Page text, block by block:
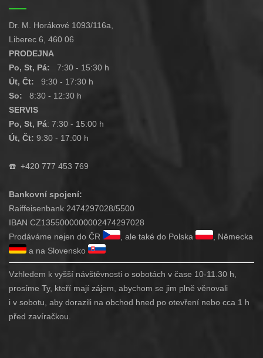
Dr. M. Horákové 1093/116a,
Liberec 6, 460 06
PRODEJNA
Po, St, Pá:
7:30 - 15:30 h
Út, Čt: 9:30 - 17:30 h
So: 8:30 - 12:30 h
SERVIS
Po, St, Pá: 7:30 - 15:00 h
Út, Čt: 9:30 - 17:00 h
☎️ +420 777 453 769
Bankovní spojení:
Raiffeisenbank 2474297028/5500
IBAN CZ1355000000002474297028
Prodáváme nejen do ČR
, ale také do Polska
, Německa
a na Slovensko
Vzhledem k vyšší návštěvnosti o sobotách v čase 10-11.30 h,
prosíme Ty, kteří mají zájem, abychom se jim plně věnovali
i v sobotu, aby dorazili na obchod hned po otevření nebo cca 1 h
před zavíračkou.